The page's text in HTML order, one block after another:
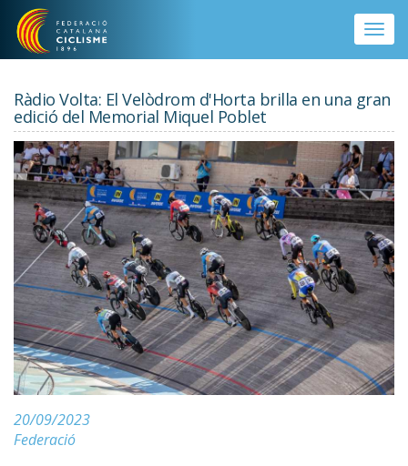
Vés al contingut
Toggle
Ràdio Volta: El Velòdrom d'Horta brilla en una gran
edició del Memorial Miquel Poblet
20/09/2023
Federació